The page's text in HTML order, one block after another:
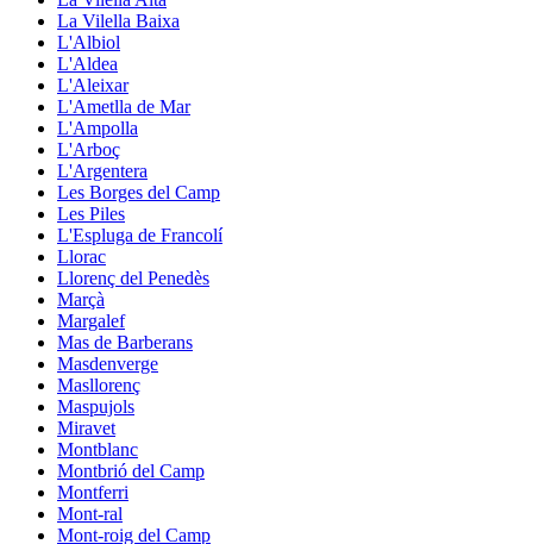
La Vilella Baixa
L'Albiol
L'Aldea
L'Aleixar
L'Ametlla de Mar
L'Ampolla
L'Arboç
L'Argentera
Les Borges del Camp
Les Piles
L'Espluga de Francolí
Llorac
Llorenç del Penedès
Marçà
Margalef
Mas de Barberans
Masdenverge
Masllorenç
Maspujols
Miravet
Montblanc
Montbrió del Camp
Montferri
Mont-ral
Mont-roig del Camp